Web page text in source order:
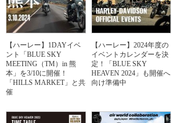
【ハーレー】1DAYイベ
ント「BLUE SKY
MEETING（TM）in 熊
本」を3/10に開催！
「HILLS MARKET」と共
催
【ハーレー】2024年度の
イベントカレンダーを決
定！「BLUE SKY
HEAVEN 2024」も開催へ
向け準備中